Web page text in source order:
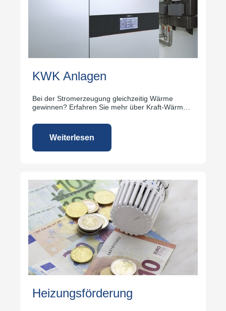
KWK Anlagen
Bei der Stromerzeugung gleichzeitig Wärme
gewinnen? Erfahren Sie mehr über Kraft-Wärme-
Weiterlesen
Heizungsförderung